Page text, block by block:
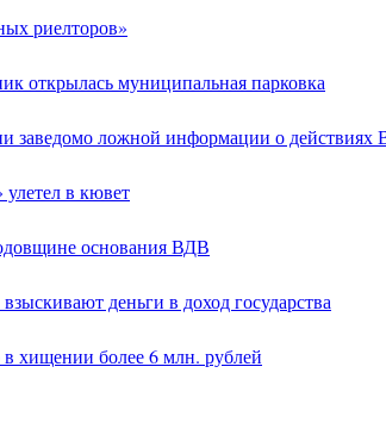
риелторов»
открылась муниципальная парковка
заведомо ложной информации о
в кювет
основания ВДВ
деньги в доход государства
хищении более 6 млн. рублей